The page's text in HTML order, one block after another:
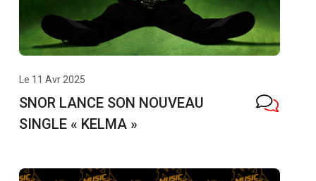
Le 11 Avr 2025
SNOR LANCE SON NOUVEAU
SINGLE « KELMA »